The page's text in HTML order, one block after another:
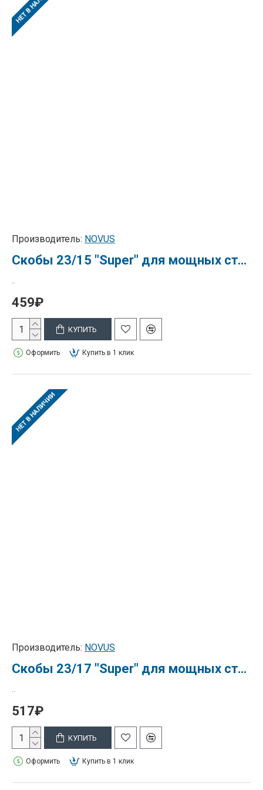
Производитель: NOVUS
Скобы 23/15 "Super" для мощных степлеров NOVUS, 1000 шт.
459₽
КУПИТЬ
Оформить Купить в 1 клик
НЕТ В НАЛИЧИИ
Производитель: NOVUS
Скобы 23/17 "Super" для мощных степлеров NOVUS, 1000 шт.
517₽
КУПИТЬ
Оформить Купить в 1 клик